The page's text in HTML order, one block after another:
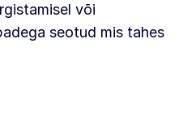
või
seotud mis tahes